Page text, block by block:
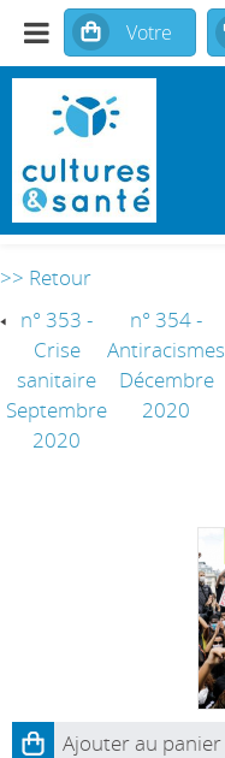
>> Retour
n° 353 -
Crise
sanitaire
Septembre
2020
n° 354 -
Antiracismes
Décembre
2020
Ajouter au panier